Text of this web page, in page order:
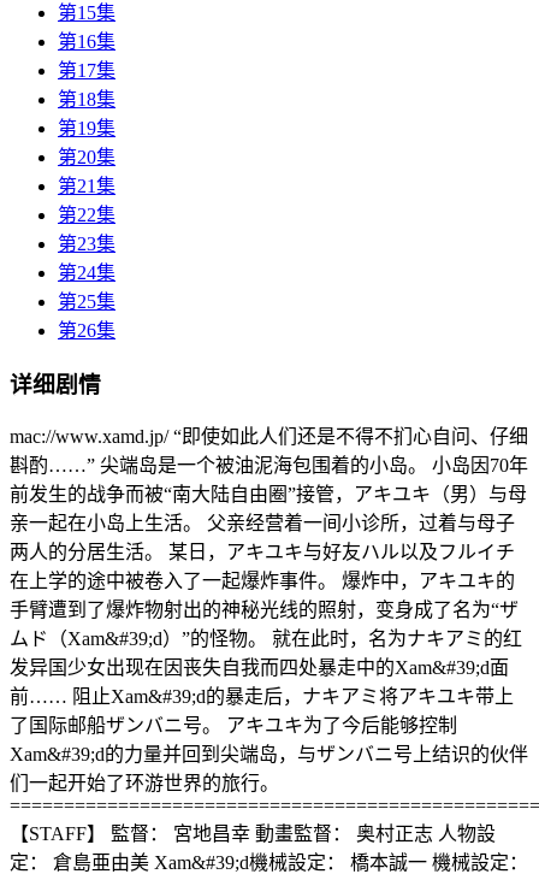
第15集
第16集
第17集
第18集
第19集
第20集
第21集
第22集
第23集
第24集
第25集
第26集
详细剧情
mac://www.xamd.jp/ “即使如此人们还是不得不扪心自问、仔细
斟酌……” 尖端岛是一个被油泥海包围着的小岛。 小岛因70年
前发生的战争而被“南大陆自由圈”接管，アキユキ（男）与母
亲一起在小岛上生活。 父亲经营着一间小诊所，过着与母子
两人的分居生活。 某日，アキユキ与好友ハル以及フルイチ
在上学的途中被卷入了一起爆炸事件。 爆炸中，アキユキ的
手臂遭到了爆炸物射出的神秘光线的照射，变身成了名为“ザ
ムド（Xam&#39;d）”的怪物。 就在此时，名为ナキアミ的红
发异国少女出现在因丧失自我而四处暴走中的Xam&#39;d面
前…… 阻止Xam&#39;d的暴走后，ナキアミ将アキユキ带上
了国际邮船ザンバニ号。 アキユキ为了今后能够控制
Xam&#39;d的力量并回到尖端岛，与ザンバニ号上结识的伙伴
们一起开始了环游世界的旅行。
【STAFF】 監督： 宮地昌幸 動畫監督： 奥村正志 人物設
定： 倉島亜由美 Xam&#39;d機械設定： 橋本誠一 機械設定：